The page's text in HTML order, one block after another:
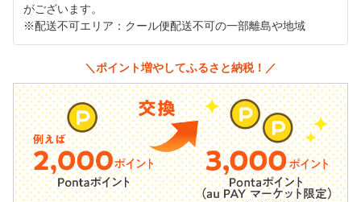
がございます。
※配送不可エリア：クール便配送不可の一部離島や地域
＼ポイント増やしてふるさと納税！／